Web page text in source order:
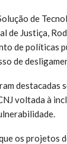
de
de Justiça,
de políticas
de
destacadas
voltada à
os projetos